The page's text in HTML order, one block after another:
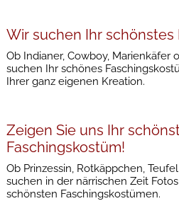
Wir suchen Ihr schönstes
Ob Indianer, Cowboy, Marienkäfer
suchen Ihr schönes
Ihrer ganz eigenen Kreation.
Zeigen Sie uns Ihr
Faschingskostüm!
Ob Prinzessin, Rotkäppchen,
suchen in der närrischen Zeit
schönsten Faschingskostümen.